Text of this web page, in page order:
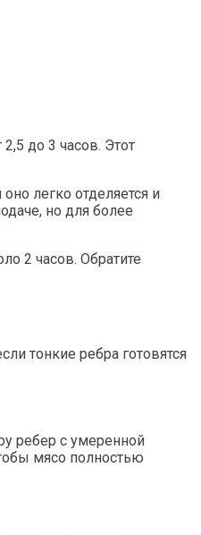
до 3 часов. Этот
легко отделяется и
но для более
2 часов. Обратите
тонкие ребра готовятся
ребер с умеренной
мясо полностью